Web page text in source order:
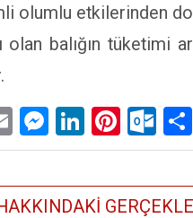
olumlu etkilerinden
balığın tüketimi
EmailMessenger
LinkedIn